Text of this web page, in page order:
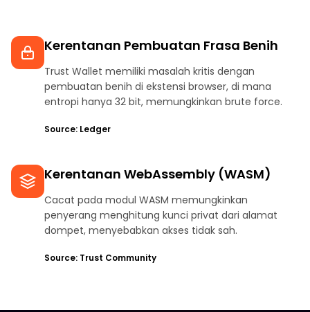
Kerentanan Pembuatan Frasa Benih
Trust Wallet memiliki masalah kritis dengan
pembuatan benih di ekstensi browser, di mana
entropi hanya 32 bit, memungkinkan brute force.
Source: Ledger
Kerentanan WebAssembly (WASM)
Cacat pada modul WASM memungkinkan
penyerang menghitung kunci privat dari alamat
dompet, menyebabkan akses tidak sah.
Source: Trust Community